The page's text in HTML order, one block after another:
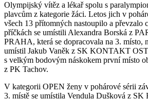
Olympijský vítěz a lékař spolu s
plavcům z kategorie žáci. Letos jich v
všech 13 přítomných nastoupilo a převzalo
příčkách se umístili Alexandra Borská z
PRAHA, která se dopracovala na 3. místo,
umístil Jakub Vaněk z SK KONTAKT
s velkým bodovým náskokem první místo
z PK Tachov.
V kategorii OPEN ženy v pohárové sérii
3. místě se umístila Vendula Dušková z